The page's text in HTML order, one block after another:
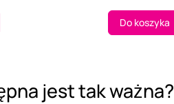
Do koszyka
jest tak ważna?